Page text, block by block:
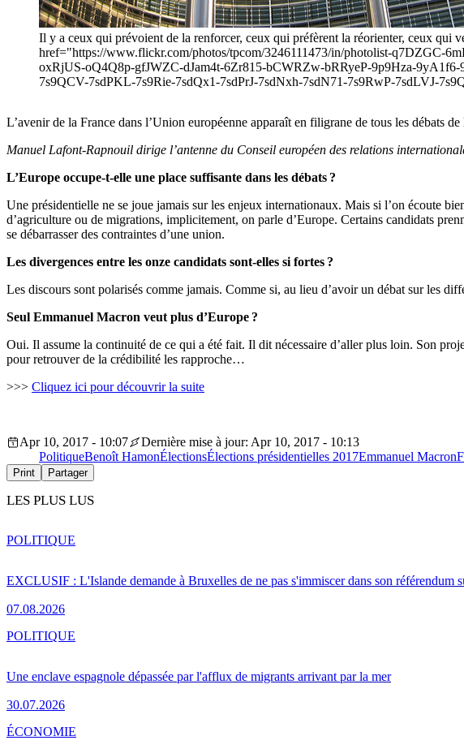
Il y a ceux qui prévoient de la renforcer, ceux qui préfèrent la réorienter, ceux qui
href="https://www.flickr.com/photos/tpcom/3246111473/in/photolist-
oxRjUS-oQ4Q8p-gfJWZC-dJam4t-6Zr815-bCWRZw-bRRyeP-9p9Hza-
7s9QCV-7sdPKL-7s9Rie-7sdQx1-7sdPrJ-7sdNxh-7sdN71-7s9RwP-7sdLVJ-
L’avenir de la France dans l’Union européenne apparaît en filigrane de tous les débats
Manuel Lafont-Rapnouil dirige l’antenne du Conseil européen des relations
L’Europe occupe-t-elle une place suffisante dans les débats ?
Une présidentielle ne se joue jamais sur les enjeux internationaux. Mais si l’on écoute
d’agriculture ou de migrations, implicitement, on parle d’Europe. Certains candidats
se débarrasser des contraintes d’une union.
Les divergences entre les onze candidats sont-elles si fortes ?
Les discours sont polarisés comme jamais. Comme si, au lieu d’avoir un débat sur les
Seul Emmanuel Macron veut plus d’Europe ?
Oui. Il assume la continuité de ce qui a été fait. Il dit nécessaire d’aller plus loin. Son
pour retrouver de la crédibilité les rapproche…
>>> Cliquez ici pour découvrir la suite
Apr 10, 2017 - 10:07
Dernière mise à jour: Apr 10, 2017 - 10:13
PolitiqueBenoît HamonÉlectionsÉlections présidentielles 2017Emmanuel Macron
Print Partager
LES PLUS LUS
EXCLUSIF : L'Islande demande à Bruxelles de ne pas s'immiscer dans son référendum
07.08.2026
POLITIQUE
Une enclave espagnole dépassée par l'afflux de migrants arrivant par la mer
30.07.2026
POLITIQUE
ÉCONOMIE